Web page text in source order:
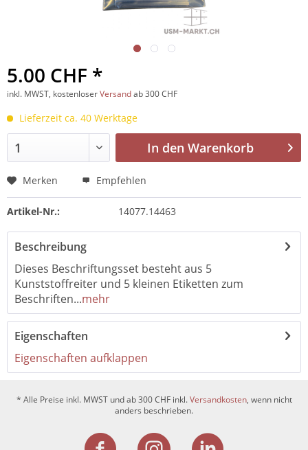
5.00 CHF *
inkl. MWST, kostenloserVersandab 300 CHF
Lieferzeit ca. 40 Werktage
In den Warenkorb
Merken Empfehlen
Artikel-Nr.: 14077.14463
Beschreibung
Dieses Beschriftungsset besteht aus 5
Kunststoffreiter und 5 kleinen Etiketten zum
Beschriften...mehr
Eigenschaften
Eigenschaften aufklappen
* Alle Preise inkl. MWST und ab 300 CHF inkl.Versandkosten, wenn nicht
anders beschrieben.